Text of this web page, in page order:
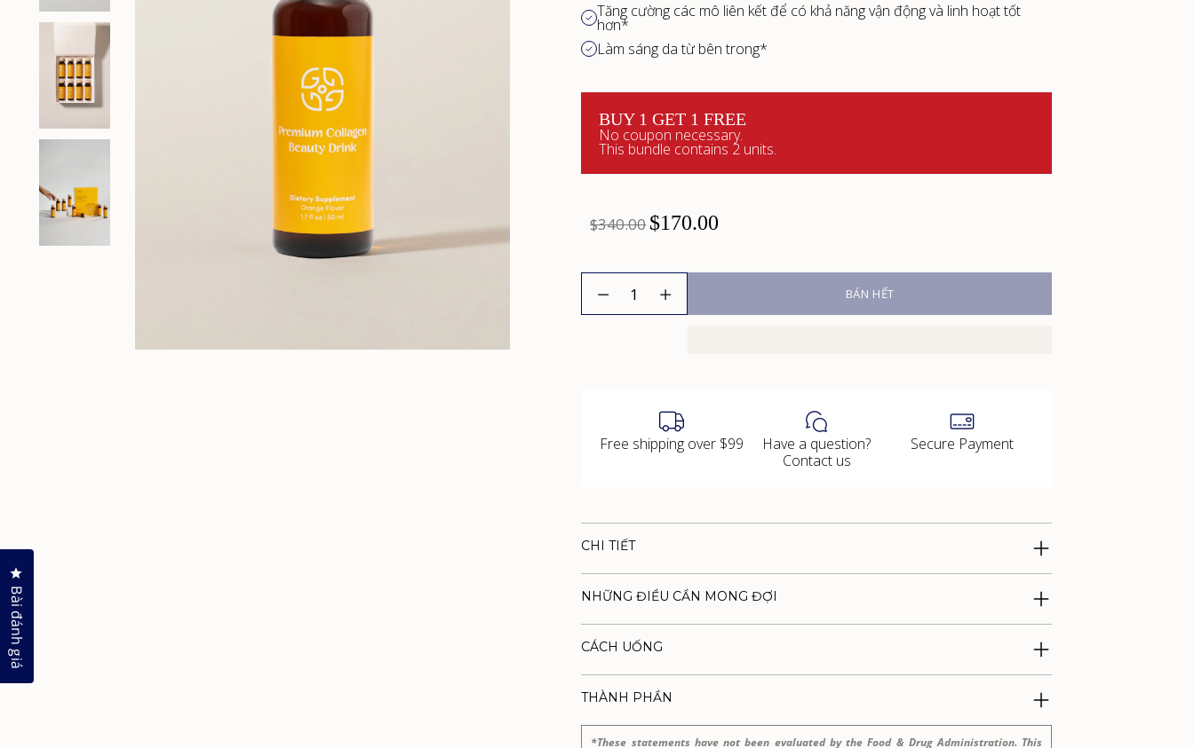
Tăng cường các mô liên kết để có khả năng vận động và linh hoạt tốt
hơn*
Làm sáng da từ bên trong*
BUY 1 GET 1 FREE
No coupon necessary.
This bundle contains 2 units.
$340.00 $170.00
BÁN HẾT
Free shipping over $99
Have a question?
Contact us
Secure Payment
CHI TIẾT
NHỮNG ĐIỀU CẦN MONG ĐỢI
CÁCH UỐNG
THÀNH PHẦN
*These statements have not been evaluated by the Food & Drug Administration. This
Bài đánh giá
Nhấp để mở hộp thoại đánh giá